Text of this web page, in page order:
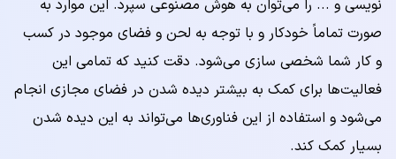
نویسی و ... را می‌توان به هوش مصنوعی سپرد. این موارد به
صورت تماماً خودکار و با توجه به لحن و فضای موجود در کسب
و کار شما شخصی سازی می‌شود. دقت کنید که تمامی این
فعالیت‌ها برای کمک به بیشتر دیده شدن در فضای مجازی انجام
می‌شود و استفاده از این فناوری‌‌ها می‌تواند به این دیده شدن
بسیار کمک کند.